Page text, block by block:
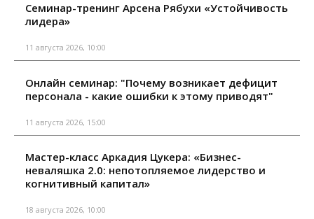
Семинар-тренинг Арсена Рябухи «Устойчивость
лидера»
11 августа 2026, 10:00
Онлайн семинар: "Почему возникает дефицит
персонала - какие ошибки к этому приводят"
11 августа 2026, 15:00
Мастер-класс Аркадия Цукера: «Бизнес-
неваляшка 2.0: непотопляемое лидерство и
когнитивный капитал»
18 августа 2026, 10:00